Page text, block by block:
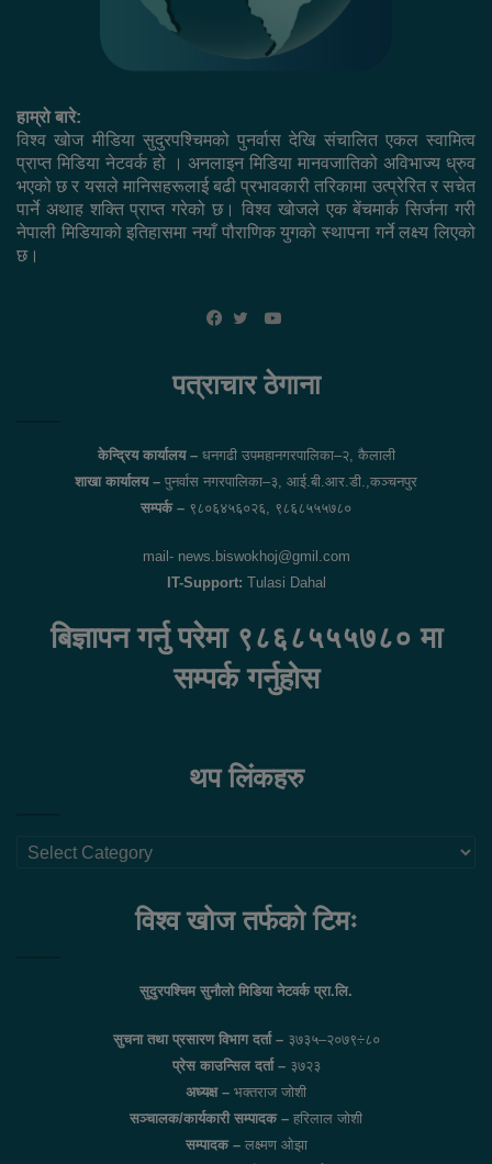
हाम्रो बारे:
विश्व खोज मीडिया सुदुरपश्चिमको पुनर्वास देखि संचालित एकल स्वामित्व
प्राप्त मिडिया नेटवर्क हो । अनलाइन मिडिया मानवजातिको अविभाज्य ध्रुव
भएको छ र यसले मानिसहरूलाई बढी प्रभावकारी तरिकामा उत्प्रेरित र सचेत
पार्ने अथाह शक्ति प्राप्त गरेको छ। विश्व खोजले एक बेंचमार्क सिर्जना गरी
नेपाली मिडियाको इतिहासमा नयाँ पौराणिक युगको स्थापना गर्ने लक्ष्य लिएको
छ।
YouTube
पत्राचार ठेगाना
केन्द्रिय कार्यालय –धनगढी उपमहानगरपालिका–२, कैलाली
शाखा कार्यालय – पुनर्वास नगरपालिका–३, आई.बी.आर.डी.,कञ्चनपुर
सम्पर्क – ९८०६४५६०२६, ९८६८५५५७८०
mail- news.biswokhoj@gmil.com
IT-Support: Tulasi Dahal
बिज्ञापन गर्नु परेमा ९८६८५५५७८० मा
सम्पर्क गर्नुहोस
थप लिंकहरु
थप
विश्व खोज तर्फको टिमः
सुदुरपश्चिम सुनौलो मिडिया नेटवर्क प्रा.लि.
सुचना तथा प्रसारण विभाग दर्ता – ३७३५–२०७९÷८०
प्रेस काउन्सिल दर्ता – ३७२३
अध्यक्ष – भक्तराज जोशी
सञ्चालक/कार्यकारी सम्पादक – हरिलाल जोशी
सम्पादक –लक्ष्मण ओझा